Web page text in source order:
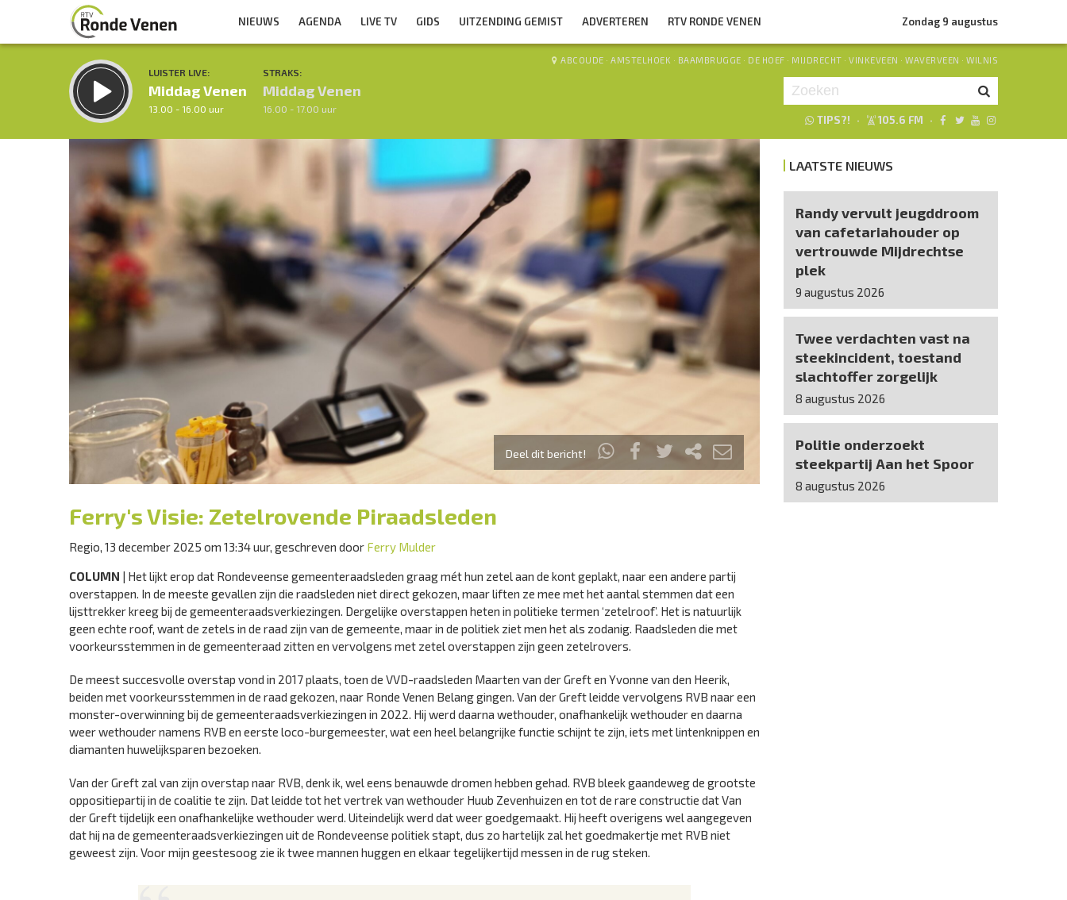
NIEUWS AGENDA LIVE TV GIDS UITZENDING GEMIST ADVERTEREN RTV RONDE VENEN Zondag 9 augustus
LUISTER LIVE:
Middag Venen
13.00 - 16.00 uur
STRAKS:
Middag Venen
16.00 - 17.00 uur
ABCOUDE · AMSTELHOEK · BAAMBRUGGE · DE HOEF · MIJDRECHT · VINKEVEEN · WAVERVEEN · WILNIS
TIPS?! · 105.6 FM ·
Inklappen
Deel dit bericht!
Ferry's Visie: Zetelrovende Piraadsleden
Regio, 13 december 2025 om 13:34 uur, geschreven door Ferry Mulder
COLUMN | Het lijkt erop dat Rondeveense gemeenteraadsleden graag mét hun zetel aan de kont geplakt, naar een andere partij
overstappen. In de meeste gevallen zijn die raadsleden niet direct gekozen, maar liften ze mee met het aantal stemmen dat een
lijsttrekker kreeg bij de gemeenteraadsverkiezingen. Dergelijke overstappen heten in politieke termen ‘zetelroof’. Het is natuurlijk
geen echte roof, want de zetels in de raad zijn van de gemeente, maar in de politiek ziet men het als zodanig. Raadsleden die met
voorkeursstemmen in de gemeenteraad zitten en vervolgens met zetel overstappen zijn geen zetelrovers.
De meest succesvolle overstap vond in 2017 plaats, toen de VVD-raadsleden Maarten van der Greft en Yvonne van den Heerik,
beiden met voorkeursstemmen in de raad gekozen, naar Ronde Venen Belang gingen. Van der Greft leidde vervolgens RVB naar een
monster-overwinning bij de gemeenteraadsverkiezingen in 2022. Hij werd daarna wethouder, onafhankelijk wethouder en daarna
weer wethouder namens RVB en eerste loco-burgemeester, wat een heel belangrijke functie schijnt te zijn, iets met lintenknippen en
diamanten huwelijksparen bezoeken.
Van der Greft zal van zijn overstap naar RVB, denk ik, wel eens benauwde dromen hebben gehad. RVB bleek gaandeweg de grootste
oppositiepartij in de coalitie te zijn. Dat leidde tot het vertrek van wethouder Huub Zevenhuizen en tot de rare constructie dat Van
der Greft tijdelijk een onafhankelijke wethouder werd. Uiteindelijk werd dat weer goedgemaakt. Hij heeft overigens wel aangegeven
dat hij na de gemeenteraadsverkiezingen uit de Rondeveense politiek stapt, dus zo hartelijk zal het goedmakertje met RVB niet
geweest zijn. Voor mijn geestesoog zie ik twee mannen huggen en elkaar tegelijkertijd messen in de rug steken.
LAATSTE NIEUWS
Randy vervult jeugddroom
van cafetariahouder op
vertrouwde Mijdrechtse
plek
9 augustus 2026
Twee verdachten vast na
steekincident, toestand
slachtoffer zorgelijk
8 augustus 2026
Politie onderzoekt
steekpartij Aan het Spoor
8 augustus 2026